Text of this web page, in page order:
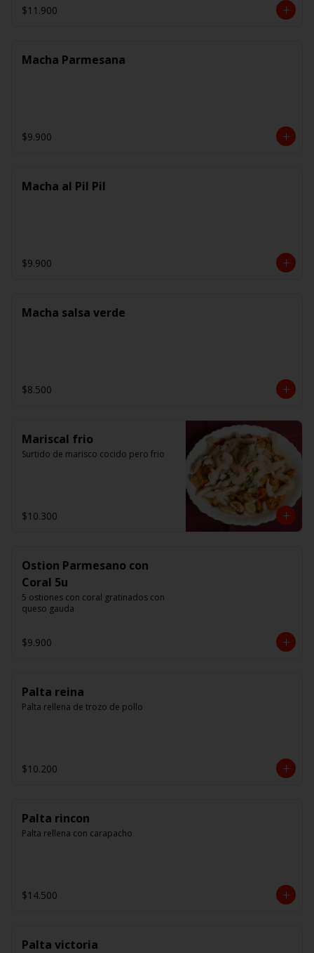
$11.900
Macha Parmesana
$9.900
Macha al Pil Pil
$9.900
Macha salsa verde
$8.500
Mariscal frio
Surtido de marisco cocido pero frio
$10.300
Ostion Parmesano con
Coral 5u
5 ostiones con coral gratinados con
queso gauda
$9.900
Palta reina
Palta rellena de trozo de pollo
$10.200
Palta rincon
Palta rellena con carapacho
$14.500
Palta victoria